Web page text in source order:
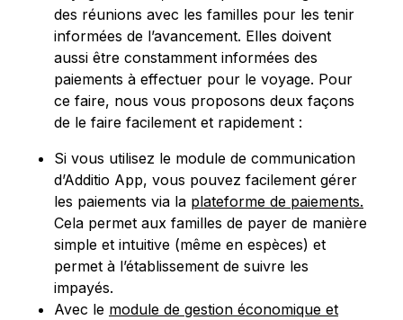
des réunions avec les familles pour les tenir
informées de l’avancement. Elles doivent
aussi être constamment informées des
paiements à effectuer pour le voyage. Pour
ce faire, nous vous proposons deux façons
de le faire facilement et rapidement :
Si vous utilisez le module de communication
d’Additio App, vous pouvez facilement gérer
les paiements via la plateforme de paiements.
Cela permet aux familles de payer de manière
simple et intuitive (même en espèces) et
permet à l’établissement de suivre les
impayés.
Avec le module de gestion économique et